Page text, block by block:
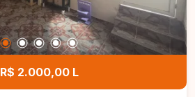
R$ 2.000,00 L